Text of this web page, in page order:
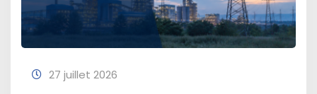
27 juillet 2026